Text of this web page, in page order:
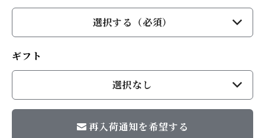
選択する（必須）
ギフト
選択なし
再入荷通知を希望する